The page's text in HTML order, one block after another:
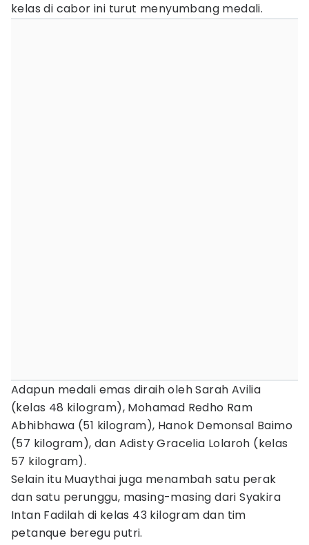
kelas di cabor ini turut menyumbang medali.
Adapun medali emas diraih oleh Sarah Avilia
(kelas 48 kilogram), Mohamad Redho Ram
Abhibhawa (51 kilogram), Hanok Demonsal Baimo
(57 kilogram), dan Adisty Gracelia Lolaroh (kelas
57 kilogram).
Selain itu Muaythai juga menambah satu perak
dan satu perunggu, masing-masing dari Syakira
Intan Fadilah di kelas 43 kilogram dan tim
petanque beregu putri.